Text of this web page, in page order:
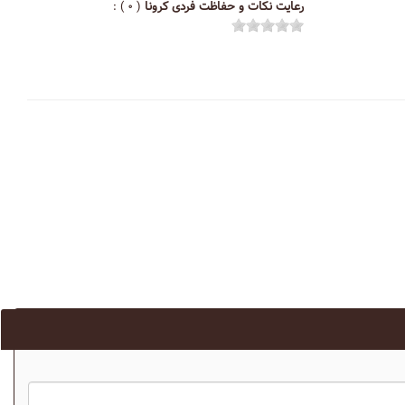
رعایت نکات و حفاظت فردی کرونا ( ۰ ) :